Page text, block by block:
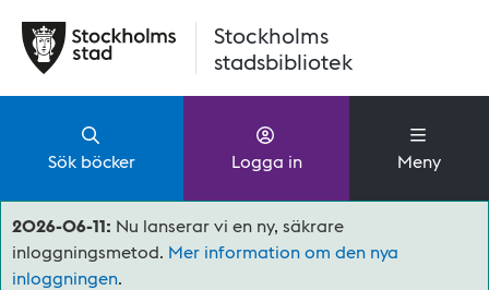
Stockholms
stadsbibliotek
Sök böcker Logga in Meny
2026-06-11: Nu lanserar vi en ny, säkrare
inloggningsmetod. Mer information om den nya
inloggningen.